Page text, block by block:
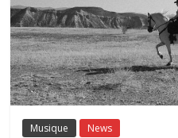
Musique News